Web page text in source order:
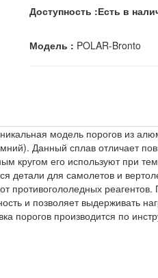
Доступность :Есть в
Модель : POLAR-Bronto
модель порогов из
Данный сплав отличает
кругом его используют при
детали для самолетов и
и позволяет выдерживать
порогов производится по